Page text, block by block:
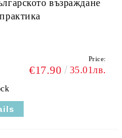
възраждане
Price:
€17.90 35.01лв.